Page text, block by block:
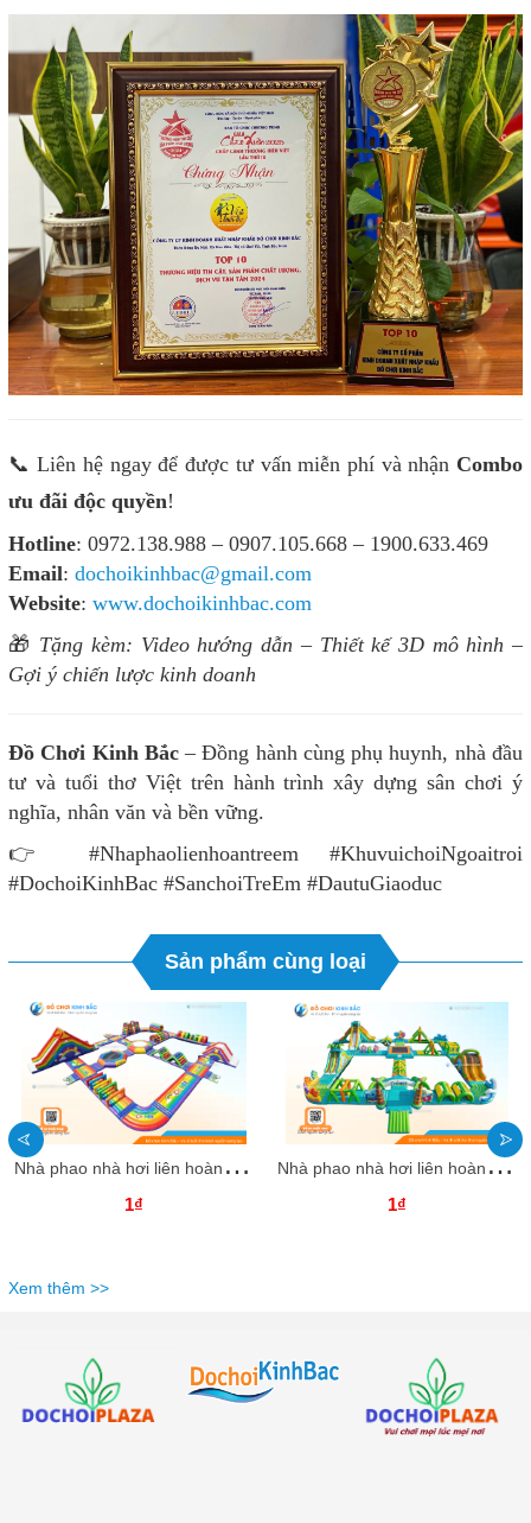
📞 Liên hệ ngay để được tư vấn miễn phí và nhận Combo
ưu đãi độc quyền!
Hotline: 0972.138.988 – 0907.105.668 – 1900.633.469
Email: dochoikinhbac@gmail.com
Website: www.dochoikinhbac.com
🎁 Tặng kèm: Video hướng dẫn – Thiết kế 3D mô hình –
Gợi ý chiến lược kinh doanh
Đồ Chơi Kinh Bắc– Đồng hành cùng phụ huynh, nhà đầu
tư và tuổi thơ Việt trên hành trình xây dựng sân chơi ý
nghĩa, nhân văn và bền vững.
👉 #Nhaphaolienhoantreem #KhuvuichoiNgoaitroi
#DochoiKinhBac #SanchoiTreEm #DautuGiaoduc
Sản phẩm cùng loại
N
hà phao nhà hơi liên hoàn NPNHLHKB61 Dochoikinhbac - Khu trò chơi phao hơi vui nhộn
1₫
N
hà phao nhà hơi liên hoàn NPNHLHKB60 Dochoikinhbac - Khu trò chơi phao hơi vui nhộn
1₫
Xem thêm >>